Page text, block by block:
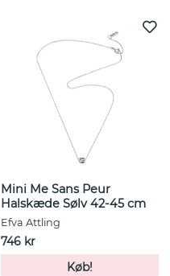
Mini Me Sans Peur
Halskæde Sølv 42-45 cm
Efva Attling
746 kr
Køb!